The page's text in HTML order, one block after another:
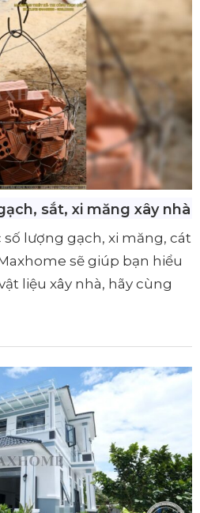
sắt, xi măng xây nhà
lượng gạch, xi măng, cát
sẽ giúp bạn hiểu
liệu xây nhà, hãy cùng